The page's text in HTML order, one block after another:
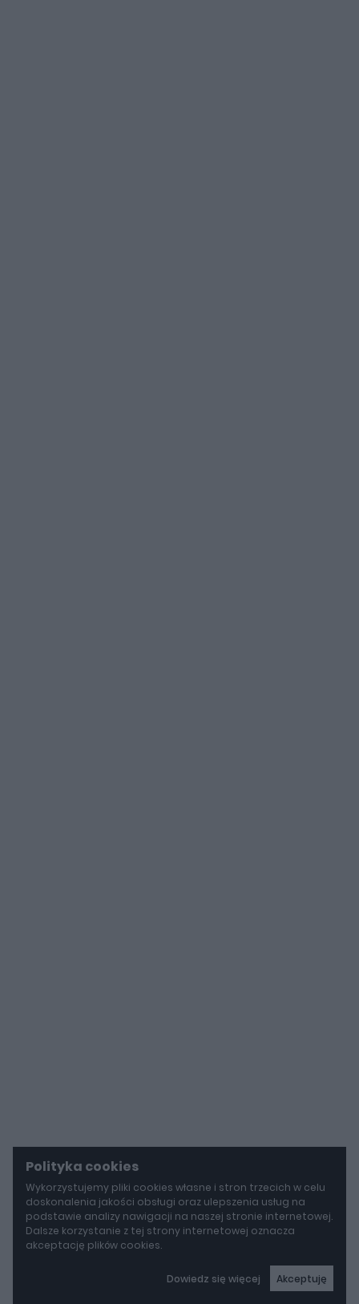
Polityka cookies
Wykorzystujemy pliki cookies własne i stron trzecich w celu
doskonalenia jakości obsługi oraz ulepszenia usług na
podstawie analizy nawigacji na naszej stronie internetowej.
Dalsze korzystanie z tej strony internetowej oznacza
akceptację plików cookies.
Dowiedz się więcej Akceptuję